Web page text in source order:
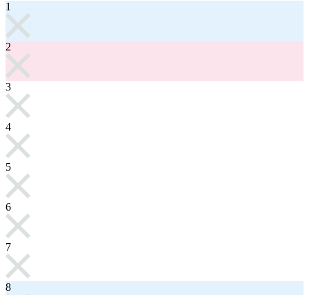
1
2
3
4
5
6
7
8